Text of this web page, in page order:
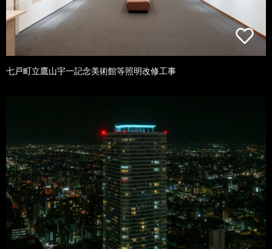
七戸町立鷹山宇一記念美術館等照明改修工事